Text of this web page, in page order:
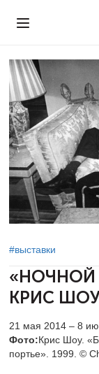
#выставки
«НОЧНОЙ
КРИС
21 мая 2014 – 8
Фото:Крис Шоу.
портье». 1999. ©